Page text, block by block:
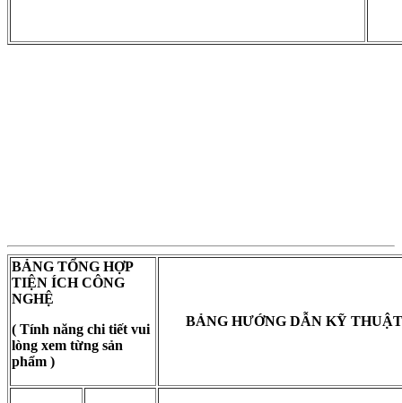
BẢNG TỔNG HỢP
TIỆN ÍCH CÔNG
NGHỆ
( Tính năng chi tiết vui
lòng xem từng sản
phẩm )
BẢNG HƯỚNG DẪN KỸ THUẬT